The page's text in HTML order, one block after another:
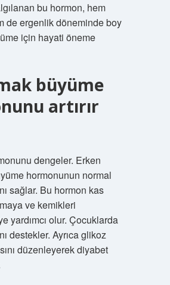
bu hormon, hem
de ergenlik döneminde boy
için hayati öneme
büyüme
artırır
dengeler. Erken
hormonunun normal
sağlar. Bu hormon kas
ve kemikleri
yardımcı olur. Çocuklarda
destekler. Ayrıca glikoz
düzenleyerek diyabet